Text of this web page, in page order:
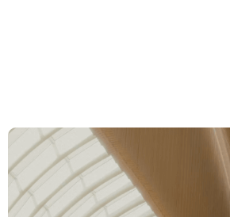
Team
News &
Über uns